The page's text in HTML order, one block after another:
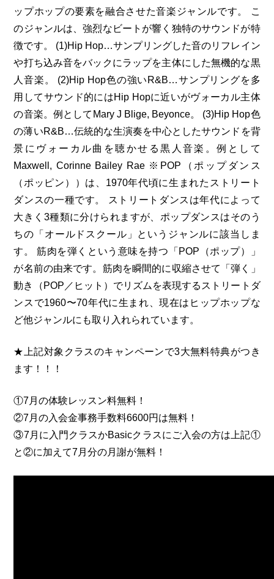
ップホップの要素を融合させた音楽ジャンルです。 こ
のジャンルは、強烈なビートが響く独特のサウンドが特
徴です。 (1)Hip Hop…サンプリングした音のリフレイン
や打ち込み音をバックにラップを主体にした無機的な黒
人音楽。 (2)Hip Hop色の強いR&B…サンプリングを多
用してサウンド的にはHip Hopに近いがヴォーカル主体
の音楽。例としてMary J Blige, Beyonce。 (3)Hip Hop色
の薄いR&B…伝統的な生演奏を中心としたサウンドを背
景にヴォーカル曲を聴かせる黒人音楽。例として
Maxwell, Corinne Bailey Rae ※POP（ポップダンス
（ポッピン））は、1970年代頃に生まれたストリート
ダンスの一種です。 ストリートダンスは年代によって
大きく3種類に分けられますが、ポップダンスはそのう
ちの「オールドスクール」というジャンルに該当しま
す。 筋肉を弾くという意味を持つ「POP（ポップ）」
が名前の由来です。筋肉を瞬間的に収縮させて「弾く」
動き（POP／ヒット）でリズムを表現するストリートダ
ンスで1960〜70年代に生まれ、現在はヒップホップな
ど他ジャンルにも取り入れられています。
★上記対象クラスのキャンペーンで3大無料特典がつき
ます！！！
①7月の体験レッスン料無料！
②7月の入会金事務手数料6600円は無料！
③7月に入門クラスかBasicクラスにご入会の方は上記①
と②に加えて7月分の月謝が無料！